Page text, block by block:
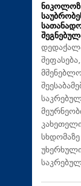
ნიკოლოზ